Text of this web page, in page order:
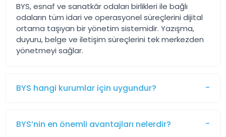
BYS, esnaf ve sanatkâr odaları birlikleri ile bağlı
odaların tüm idari ve operasyonel süreçlerini dijital
ortama taşıyan bir yönetim sistemidir. Yazışma,
duyuru, belge ve iletişim süreçlerini tek merkezden
yönetmeyi sağlar.
BYS hangi kurumlar için uygundur?
BYS’nin en önemli avantajları nelerdir?